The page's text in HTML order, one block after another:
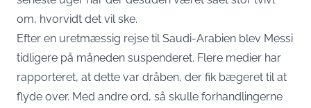
om, hvorvidt det vil ske.
Efter en uretmæssig rejse til Saudi-Arabien blev Messi
tidligere på måneden suspenderet. Flere medier har
rapporteret, at dette var dråben, der fik bægeret til at
flyde over. Med andre ord, så skulle forhandlingerne